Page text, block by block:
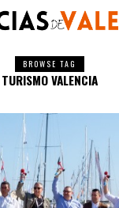
BROWSE TAG
TURISMO VALENCIA